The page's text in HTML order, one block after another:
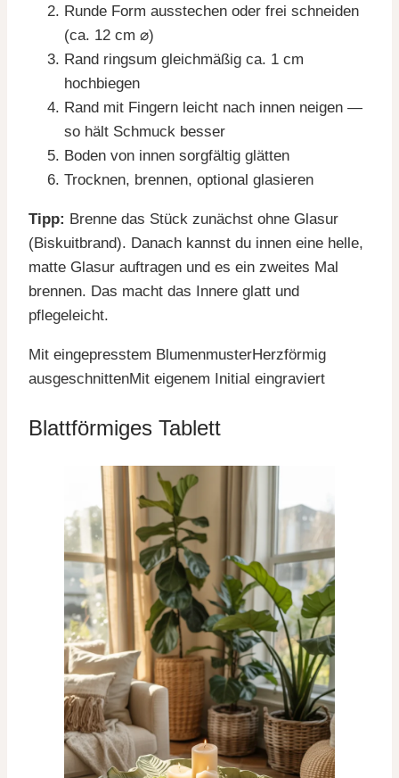
Runde Form ausstechen oder frei schneiden
(ca. 12 cm ⌀)
Rand ringsum gleichmäßig ca. 1 cm
hochbiegen
Rand mit Fingern leicht nach innen neigen —
so hält Schmuck besser
Boden von innen sorgfältig glätten
Trocknen, brennen, optional glasieren
Tipp: Brenne das Stück zunächst ohne Glasur
(Biskuitbrand). Danach kannst du innen eine helle,
matte Glasur auftragen und es ein zweites Mal
brennen. Das macht das Innere glatt und
pflegeleicht.
Mit eingepresstem BlumenmusterHerzförmig
ausgeschnittenMit eigenem Initial eingraviert
Blattförmiges Tablett